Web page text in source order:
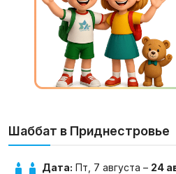
Шаббат в Приднестровье
Дата: Пт, 7 августа – 24